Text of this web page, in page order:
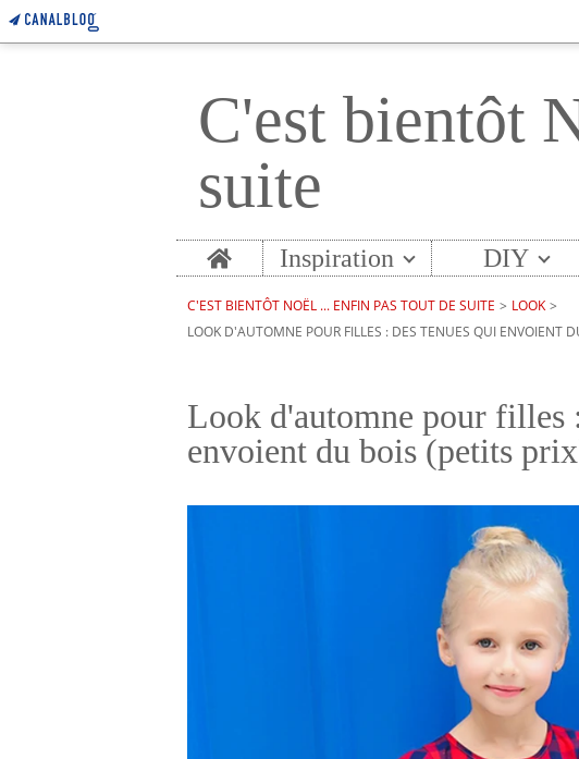
C'est bientôt
suite
Home Inspiration DIY
C'EST BIENTÔT NOËL ... ENFIN PAS TOUT DE SUITE > LOOK >
LOOK D'AUTOMNE POUR FILLES : DES TENUES QUI ENVOIENT
Look d'automne pour filles
envoient du bois (petits